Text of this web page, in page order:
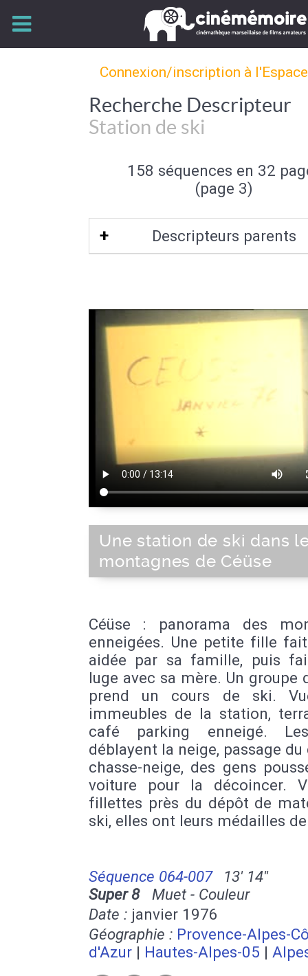
Connexion/inscription à
Recherche Descripteur
Station de ski
158 séquences en 32
(page 3)
Descripteurs parents
Une station de ski dans
montagnes de Céüse
Céüse : panorama des
enneigées. Une petite fille
aidée par sa famille, puis
luge avec sa mère. Un groupe
prend un cours de ski.
immeubles de la station,
café parking enneigé.
déblayent la neige, passage
chasse-neige, des gens
voiture pour la décoincer.
fillettes près du dépôt de
ski, elles ont leurs médailles
Séquence 064-007
13' 14''
Super 8Muet - Couleur
Date : janvier 1976
Géographie : Provence-Alpes-
d'Azur | Hautes-Alpes-05 |